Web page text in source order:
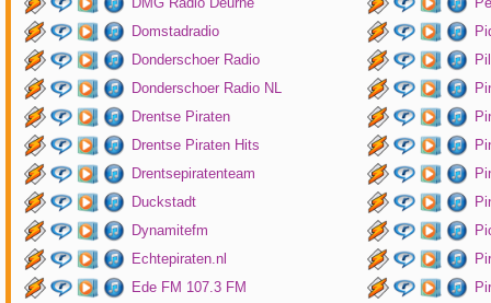
Domstadradio
Donderschoer Radio
Donderschoer Radio NL
Drentse Piraten
Drentse Piraten Hits
Drentsepiratenteam
Duckstadt
Dynamitefm
Echtepiraten.nl
Ede FM 107.3 FM